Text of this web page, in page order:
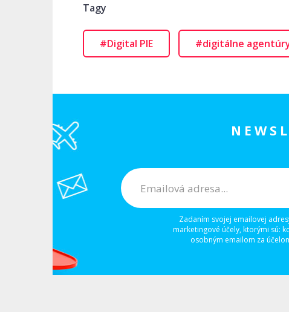
Tagy
#Digital PIE #digitálne
Zadaním svojej emailovej
marketingové účely, ktorými sú:
osobným emailom za